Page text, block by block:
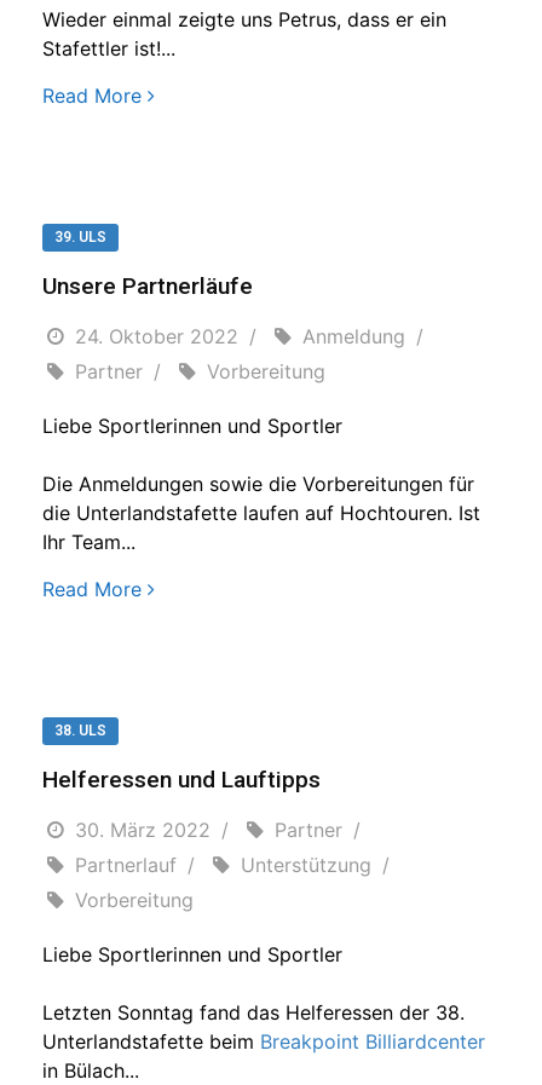
Wieder einmal zeigte uns Petrus, dass er ein
Stafettler ist!...
Read More
39. ULS
Unsere Partnerläufe
24. Oktober 2022
Anmeldung
Partner
Vorbereitung
Liebe Sportlerinnen und Sportler
Die Anmeldungen sowie die Vorbereitungen für
die Unterlandstafette laufen auf Hochtouren. Ist
Ihr Team...
Read More
38. ULS
Helferessen und Lauftipps
30. März 2022
Partner
Partnerlauf
Unterstützung
Vorbereitung
Liebe Sportlerinnen und Sportler
Letzten Sonntag fand das Helferessen der 38.
Unterlandstafette beim Breakpoint Billiardcenter
in Bülach...